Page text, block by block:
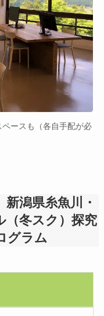
ースも（各自手配が必
潟県糸魚川・
冬スク）探究
グラム